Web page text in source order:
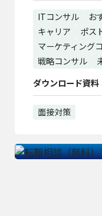
ITコンサル
お
キャリア
ポス
マーケティング
戦略コンサル
ダウンロード資料
面接対策